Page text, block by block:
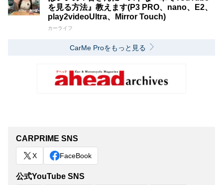
を見る方法』教えます(P3 PRO、nano、E2、
play2videoUltra、Mirror Touch)
カーライフ
CarMe Proをもっと見る
CARPRIME SNS
X FaceBook
公式YouTube SNS